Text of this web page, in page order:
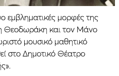
εμβληματικές μορφές της
Θεοδωράκη και τον Μάνο
μουσικό μαθητικό
στο Δημοτικό Θέατρο